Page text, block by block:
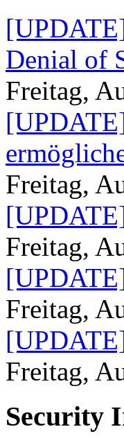
Denial of
Freitag,
Freitag,
Freitag,
Freitag,
Freitag,
Security